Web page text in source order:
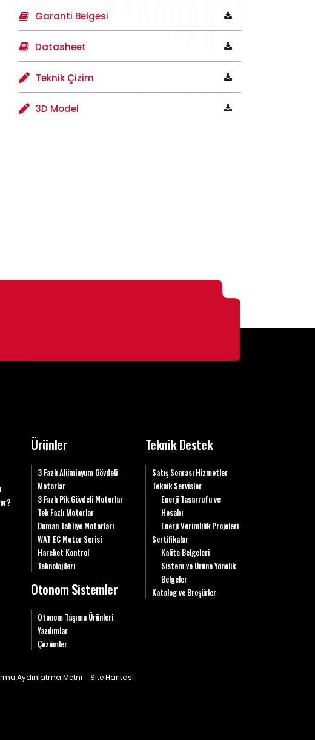
Garanti Belgesi
Datasheet
Teknik Çizim
3D Model
Ürünler
3 Fazlı Alüminyum Gövdeli
Motorlar
3 Fazlı Pik Gövdeli Motorlar
Tek Fazlı Motorlar
Duman Tahliye Motorları
WAT EC Motor Serisi
Hareket Kontrol
Teknolojileri
Otonom Sistemler
Otonom Taşıma Ürünleri
Yazılımlar
Çözümler
Teknik Destek
Satış Sonrası Hizmetler
Teknik Servisler
Enerji Tasarrufu ve
Hesabı
Enerji Verimlilik Projeleri
Sertifikalar
Kalite Belgeleri
Sistem ve Ürüne Yönelik
Belgeler
Katalog ve Broşürler
Aydınlatma Metni Site Haritası